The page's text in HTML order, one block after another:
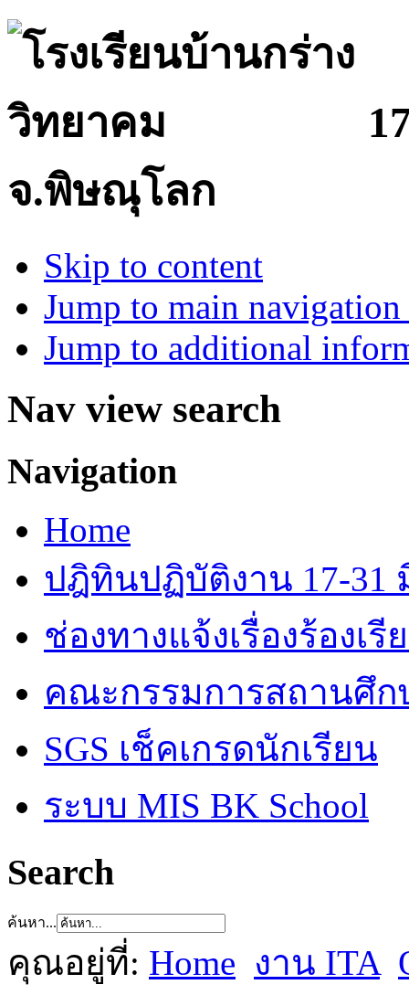
จ.พิษณุโลก
Skip to content
Jump to main
Jump to additional
Nav view search
Navigation
Home
ปฎิทินปฏิบัติงาน 17-31
ช่องทางแจ้งเรื่องร้องเ
คณะกรรมการสถานศึก
SGS เช็คเกรดนักเรียน
ระบบ MIS BK School
Search
ค้นหา...
คุณอยู่ที่: Home งาน ITA